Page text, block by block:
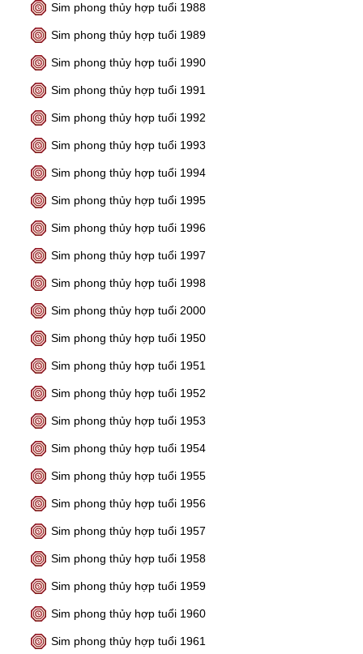
Sim phong thủy hợp tuổi 1988
Sim phong thủy hợp tuổi 1989
Sim phong thủy hợp tuổi 1990
Sim phong thủy hợp tuổi 1991
Sim phong thủy hợp tuổi 1992
Sim phong thủy hợp tuổi 1993
Sim phong thủy hợp tuổi 1994
Sim phong thủy hợp tuổi 1995
Sim phong thủy hợp tuổi 1996
Sim phong thủy hợp tuổi 1997
Sim phong thủy hợp tuổi 1998
Sim phong thủy hợp tuổi 2000
Sim phong thủy hợp tuổi 1950
Sim phong thủy hợp tuổi 1951
Sim phong thủy hợp tuổi 1952
Sim phong thủy hợp tuổi 1953
Sim phong thủy hợp tuổi 1954
Sim phong thủy hợp tuổi 1955
Sim phong thủy hợp tuổi 1956
Sim phong thủy hợp tuổi 1957
Sim phong thủy hợp tuổi 1958
Sim phong thủy hợp tuổi 1959
Sim phong thủy hợp tuổi 1960
Sim phong thủy hợp tuổi 1961